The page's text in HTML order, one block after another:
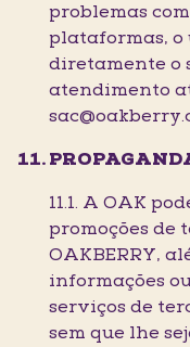
problemas
plataformas,
diretamente o
atendimento
11.1. A OAK
promoções de
OAKBERRY,
informações
serviços de
sem que lhe